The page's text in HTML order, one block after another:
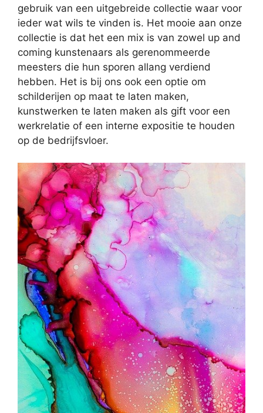
gebruik van een uitgebreide collectie waar voor
ieder wat wils te vinden is. Het mooie aan onze
collectie is dat het een mix is van zowel up and
coming kunstenaars als gerenommeerde
meesters die hun sporen allang verdiend
hebben. Het is bij ons ook een optie om
schilderijen op maat te laten maken,
kunstwerken te laten maken als gift voor een
werkrelatie of een interne expositie te houden
op de bedrijfsvloer.